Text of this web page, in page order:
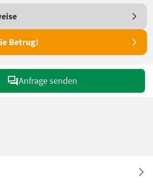
Betrug!
Anfrage senden